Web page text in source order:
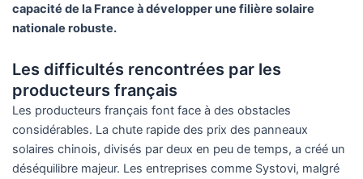
capacité de la France à développer une filière solaire
nationale robuste.
Les difficultés rencontrées par les
producteurs français
Les producteurs français font face à des obstacles
considérables. La chute rapide des prix des panneaux
solaires chinois, divisés par deux en peu de temps, a créé un
déséquilibre majeur. Les entreprises comme Systovi, malgré